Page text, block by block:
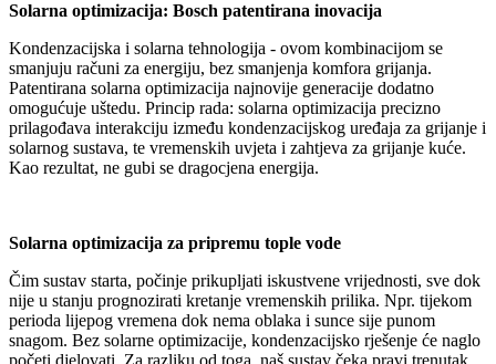
Solarna optimizacija: Bosch patentirana inovacija
Kondenzacijska i solarna tehnologija - ovom kombinacijom se
smanjuju računi za energiju, bez smanjenja komfora grijanja.
Patentirana solarna optimizacija najnovije generacije dodatno
omogućuje uštedu. Princip rada: solarna optimizacija precizno
prilagođava interakciju između kondenzacijskog uređaja za grijanje i
solarnog sustava, te vremenskih uvjeta i zahtjeva za grijanje kuće.
Kao rezultat, ne gubi se dragocjena energija.
Solarna optimizacija za pripremu tople vode
Čim sustav starta, počinje prikupljati iskustvene vrijednosti, sve dok
nije u stanju prognozirati kretanje vremenskih prilika. Npr. tijekom
perioda lijepog vremena dok nema oblaka i sunce sije punom
snagom. Bez solarne optimizacije, kondenzacijsko rješenje će naglo